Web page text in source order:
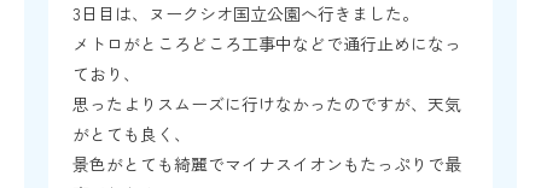
3日目は、ヌークシオ国立公園へ行きました。
メトロがところどころ工事中などで通行止めになっ
ており、
思ったよりスムーズに行けなかったのですが、天気
がとても良く、
景色がとても綺麗でマイナスイオンもたっぷりで最